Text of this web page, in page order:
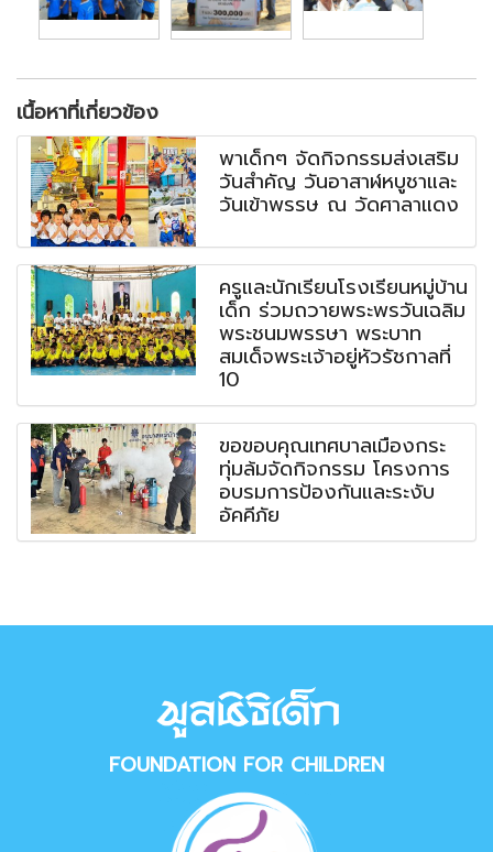
เนื้อหาที่เกี่ยวข้อง
พาเด็กๆ จัดกิจกรรมส่งเสริม
วันสำคัญ วันอาสาฬหบูชาและ
วันเข้าพรรษ ณ วัดศาลาแดง
ครูและนักเรียนโรงเรียนหมู่บ้าน
เด็ก ร่วมถวายพระพรวันเฉลิม
พระชนมพรรษา พระบาท
สมเด็จพระเจ้าอยู่หัวรัชกาลที่
10
ขอขอบคุณเทศบาลเมืองกระ
ทุ่มล้มจัดกิจกรรม โครงการ
อบรมการป้องกันและระงับ
อัคคีภัย
FOUNDATION FOR CHILDREN